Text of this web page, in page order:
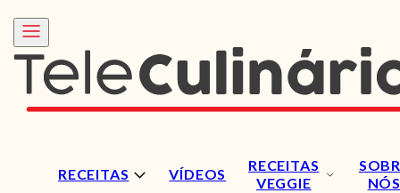
RECEITAS VÍDEOS
RECEITAS
VEGGIE
NÓS